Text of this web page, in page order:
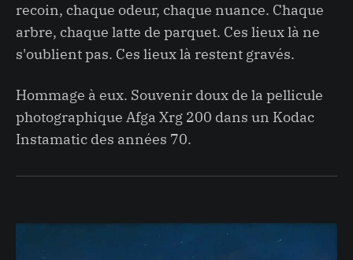
recoin, chaque odeur, chaque nuance. Chaque
arbre, chaque latte de parquet. Ces lieux là ne
s'oublient pas. Ces lieux là restent gravés.
Hommage à eux. Souvenir doux de la pellicule
photographique Afga Xrg 200 dans un Kodac
Instamatic des années 70.